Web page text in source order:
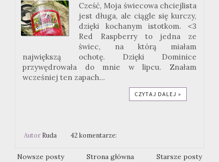
Cześć, Moja świecowa chciejlista
jest długa, ale ciągle się kurczy,
dzięki kochanym istotkom. <3
Red Raspberry to jedna ze
świec, na którą miałam
największą ochotę. Dzięki Dominice
przywędrowała do mnie w lipcu. Znałam
wcześniej ten zapach...
CZYTAJ DALEJ »
Autor Ruda 42 komentarze:
Nowsze posty Starsze posty
Strona główna